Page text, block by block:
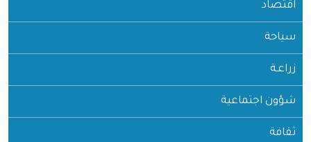
اقتصاد
سياحة
زراعـة
شؤون اجتماعية
ثقافة